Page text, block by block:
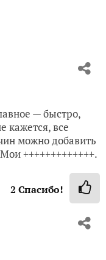
— быстро,
кажется, все
можно добавить
+++++++++++++.
2 Спасибо!